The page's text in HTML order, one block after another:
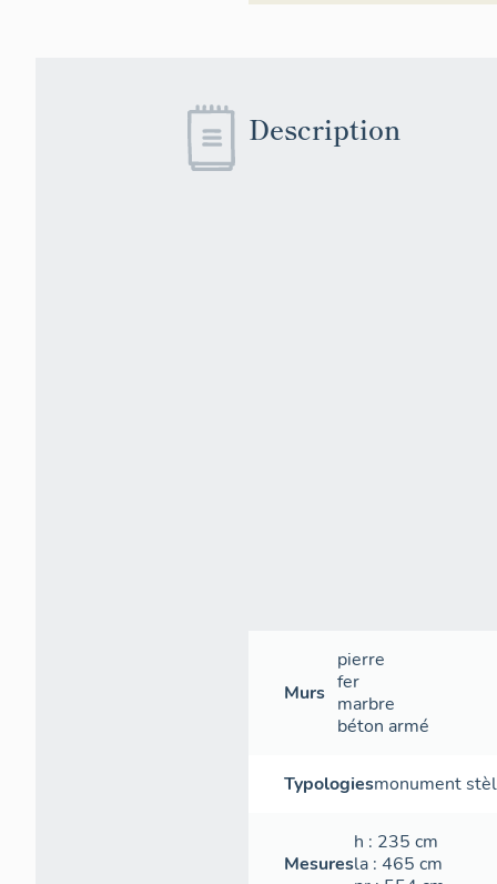
Description
Murs
pierre
fer
marbre
béton armé
Typologiesmonument
Mesures
h : 235 cm
la : 465 cm